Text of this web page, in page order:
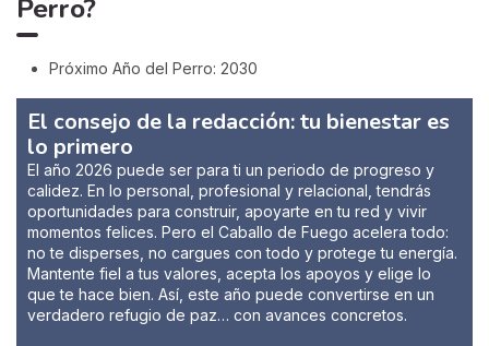
Perro?
Próximo Año del Perro: 2030
El consejo de la redacción: tu bienestar es
lo primero
El año 2026 puede ser para ti un periodo de progreso y
calidez. En lo personal, profesional y relacional, tendrás
oportunidades para construir, apoyarte en tu red y vivir
momentos felices. Pero el Caballo de Fuego acelera todo:
no te disperses, no cargues con todo y protege tu energía.
Mantente fiel a tus valores, acepta los apoyos y elige lo
que te hace bien. Así, este año puede convertirse en un
verdadero refugio de paz… con avances concretos.